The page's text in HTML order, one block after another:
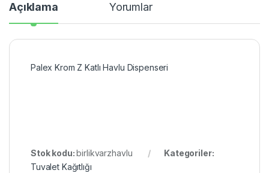
Açıklama Yorumlar
Palex Krom Z Katlı Havlu Dispenseri
Stok kodu:birlikvarzhavlu
Kategoriler:
Tuvalet Kağıtlığı